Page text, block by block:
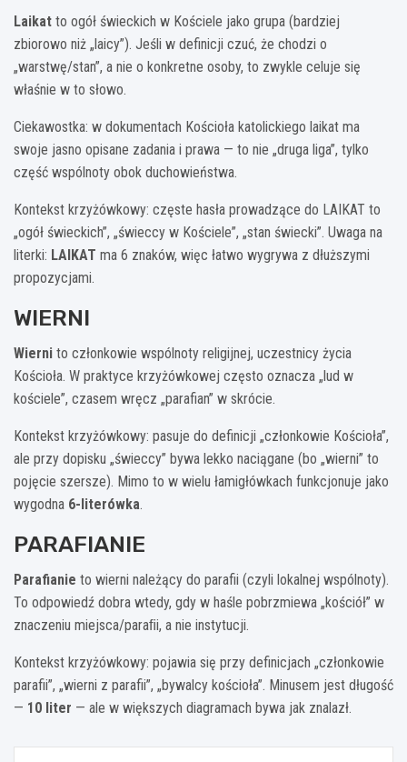
Laikat to ogół świeckich w Kościele jako grupa (bardziej
zbiorowo niż „laicy”). Jeśli w definicji czuć, że chodzi o
„warstwę/stan”, a nie o konkretne osoby, to zwykle celuje się
właśnie w to słowo.
Ciekawostka: w dokumentach Kościoła katolickiego laikat ma
swoje jasno opisane zadania i prawa — to nie „druga liga”, tylko
część wspólnoty obok duchowieństwa.
Kontekst krzyżówkowy: częste hasła prowadzące do LAIKAT to
„ogół świeckich”, „świeccy w Kościele”, „stan świecki”. Uwaga na
literki: LAIKAT ma 6 znaków, więc łatwo wygrywa z dłuższymi
propozycjami.
WIERNI
Wierni to członkowie wspólnoty religijnej, uczestnicy życia
Kościoła. W praktyce krzyżówkowej często oznacza „lud w
kościele”, czasem wręcz „parafian” w skrócie.
Kontekst krzyżówkowy: pasuje do definicji „członkowie Kościoła”,
ale przy dopisku „świeccy” bywa lekko naciągane (bo „wierni” to
pojęcie szersze). Mimo to w wielu łamigłówkach funkcjonuje jako
wygodna 6-literówka.
PARAFIANIE
Parafianie to wierni należący do parafii (czyli lokalnej wspólnoty).
To odpowiedź dobra wtedy, gdy w haśle pobrzmiewa „kościół” w
znaczeniu miejsca/paraﬁi, a nie instytucji.
Kontekst krzyżówkowy: pojawia się przy definicjach „członkowie
parafii”, „wierni z parafii”, „bywalcy kościoła”. Minusem jest długość
— 10 liter — ale w większych diagramach bywa jak znalazł.